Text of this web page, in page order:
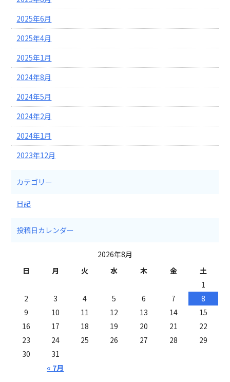
2025年6月
2025年4月
2025年1月
2024年8月
2024年5月
2024年2月
2024年1月
2023年12月
カテゴリー
日記
投稿日カレンダー
2026年8月
日
月 火 水 木 金 土
« 7月
1
2
3 4 5 6 7
8
9
10 11 12 13 14
15
16
17 18 19 20 21
22
23
24 25 26 27 28
29
30
31